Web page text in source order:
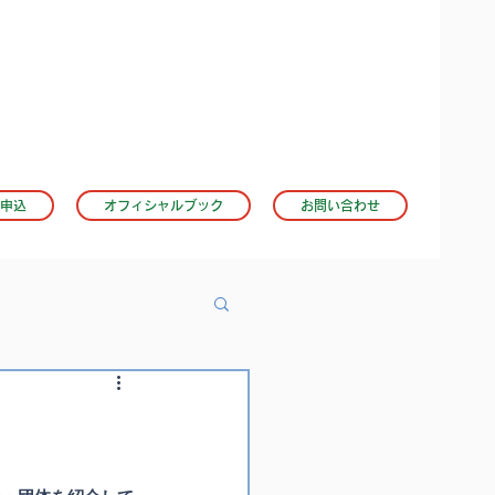
込 オフィシャルブック お問い合わせ